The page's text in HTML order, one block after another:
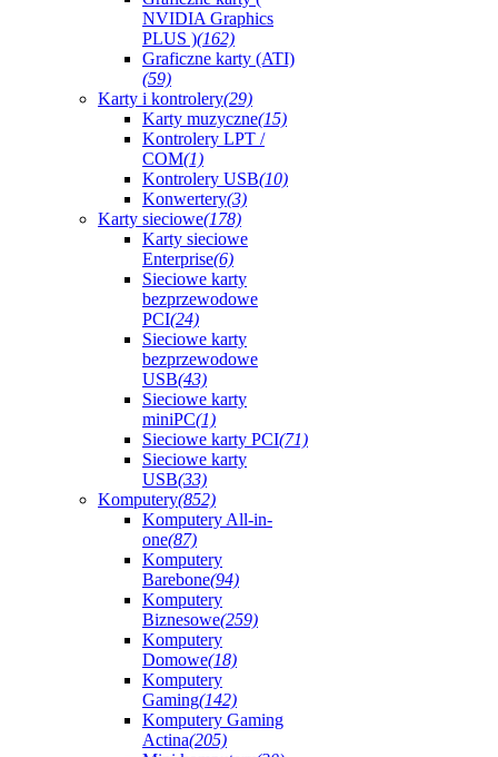
NVIDIA Graphics
PLUS )(162)
Graficzne karty (ATI)
(59)
Karty i kontrolery(29)
Karty muzyczne(15)
Kontrolery LPT /
COM(1)
Kontrolery USB(10)
Konwertery(3)
Karty sieciowe(178)
Karty sieciowe
Enterprise(6)
Sieciowe karty
bezprzewodowe
PCI(24)
Sieciowe karty
bezprzewodowe
USB(43)
Sieciowe karty
miniPC(1)
Sieciowe karty PCI(71)
Sieciowe karty
USB(33)
Komputery(852)
Komputery All-in-
one(87)
Komputery
Barebone(94)
Komputery
Biznesowe(259)
Komputery
Domowe(18)
Komputery
Gaming(142)
Komputery Gaming
Actina(205)